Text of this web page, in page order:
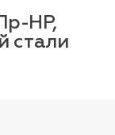
НР,
стали